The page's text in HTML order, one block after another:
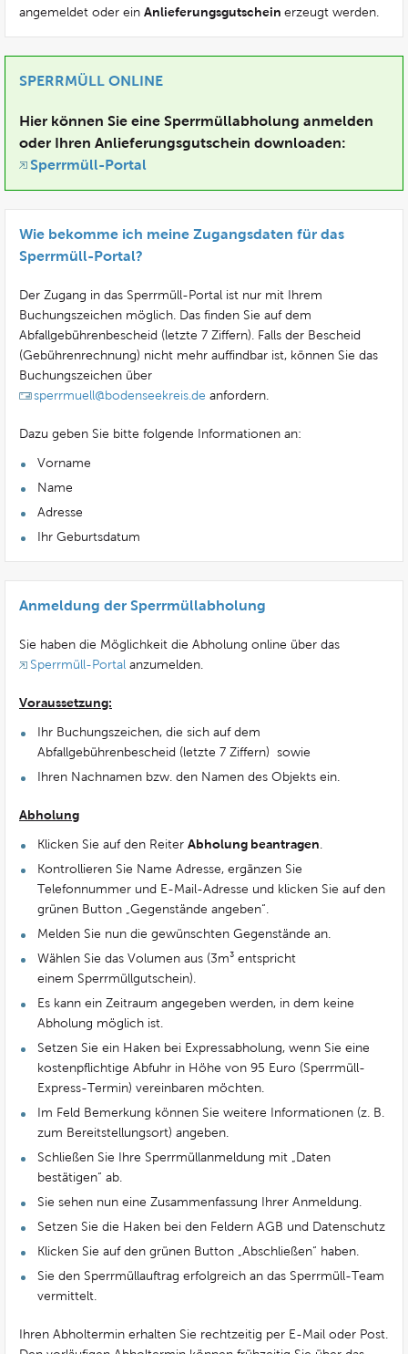
angemeldet oder ein Anlieferungsgutschein erzeugt werden.
SPERRMÜLL ONLINE
Hier können Sie eine Sperrmüllabholung anmelden
oder Ihren Anlieferungsgutschein downloaden:
Sperrmüll-Portal
Wie bekomme ich meine Zugangsdaten für das
Sperrmüll-Portal?
Der Zugang in das Sperrmüll-Portal ist nur mit Ihrem
Buchungszeichen möglich. Das finden Sie auf dem
Abfallgebührenbescheid (letzte 7 Ziffern). Falls der Bescheid
(Gebührenrechnung) nicht mehr auffindbar ist, können Sie das
Buchungszeichen über
sperrmuell@bodenseekreis.de anfordern.
Dazu geben Sie bitte folgende Informationen an:
Vorname
Name
Adresse
Ihr Geburtsdatum
Anmeldung der Sperrmüllabholung
Sie haben die Möglichkeit die Abholung online über das
Sperrmüll-Portal anzumelden.
Voraussetzung:
Ihr Buchungszeichen, die sich auf dem
Abfallgebührenbescheid (letzte 7 Ziffern) sowie
Ihren Nachnamen bzw. den Namen des Objekts ein.
Abholung
Klicken Sie auf den Reiter Abholung beantragen.
Kontrollieren Sie Name Adresse, ergänzen Sie
Telefonnummer und E-Mail-Adresse und klicken Sie auf den
grünen Button „Gegenstände angeben“.
Melden Sie nun die gewünschten Gegenstände an.
Wählen Sie das Volumen aus (3m³ entspricht
einem Sperrmüllgutschein).
Es kann ein Zeitraum angegeben werden, in dem keine
Abholung möglich ist.
Setzen Sie ein Haken bei Expressabholung, wenn Sie eine
kostenpflichtige Abfuhr in Höhe von 95 Euro (Sperrmüll-
Express-Termin) vereinbaren möchten.
Im Feld Bemerkung können Sie weitere Informationen (z. B.
zum Bereitstellungsort) angeben.
Schließen Sie Ihre Sperrmüllanmeldung mit „Daten
bestätigen“ ab.
Sie sehen nun eine Zusammenfassung Ihrer Anmeldung.
Setzen Sie die Haken bei den Feldern AGB und Datenschutz
Klicken Sie auf den grünen Button „Abschließen“ haben.
Sie den Sperrmüllauftrag erfolgreich an das Sperrmüll-Team
vermittelt.
Ihren Abholtermin erhalten Sie rechtzeitig per E-Mail oder Post.